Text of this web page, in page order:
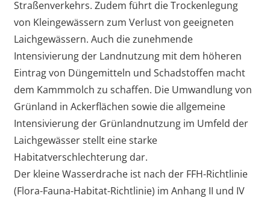
Straßenverkehrs. Zudem führt die Trockenlegung
von Kleingewässern zum Verlust von geeigneten
Laichgewässern. Auch die zunehmende
Intensivierung der Landnutzung mit dem höheren
Eintrag von Düngemitteln und Schadstoffen macht
dem Kammmolch zu schaffen. Die Umwandlung von
Grünland in Ackerflächen sowie die allgemeine
Intensivierung der Grünlandnutzung im Umfeld der
Laichgewässer stellt eine starke
Habitatverschlechterung dar.
Der kleine Wasserdrache ist nach der FFH-Richtlinie
(Flora-Fauna-Habitat-Richtlinie) im Anhang II und IV